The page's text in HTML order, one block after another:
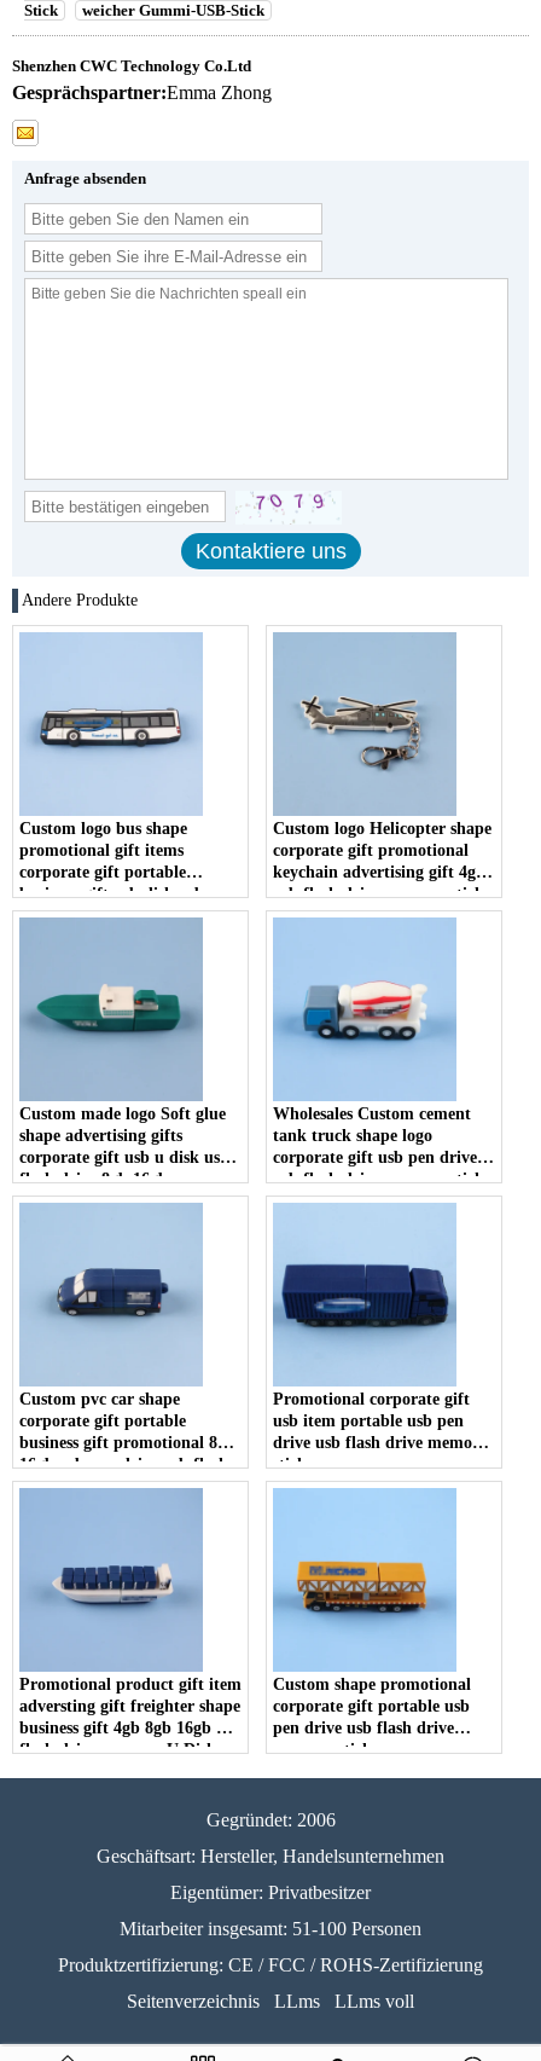
Stick
weicher Gummi-USB-Stick
Shenzhen CWC Technology Co.Ltd
Gesprächspartner:Emma Zhong
Anfrage absenden
Andere Produkte
Custom logo bus shape
promotional gift items
corporate gift portable
business gift usb disk usb
flash drive memory stick
Custom logo Helicopter shape
corporate gift promotional
keychain advertising gift 4gb
usb flash drive memory stick
u disk
Custom made logo Soft glue
shape advertising gifts
corporate gift usb u disk usb
flash drive 8gb 16gb memory
stick
Wholesales Custom cement
tank truck shape logo
corporate gift usb pen drive
usb flash drive memory stick
U disk
Custom pvc car shape
corporate gift portable
business gift promotional 8gb
16gb usb pen drive usb flash
drive memory stick
Promotional corporate gift
usb item portable usb pen
drive usb flash drive memory
stick
Promotional product gift item
adversting gift freighter shape
business gift 4gb 8gb 16gb usb
flash drive memory U Disk
Custom shape promotional
corporate gift portable usb
pen drive usb flash drive
memory stick
Gegründet: 2006
Geschäftsart: Hersteller, Handelsunternehmen
Eigentümer: Privatbesitzer
Mitarbeiter insgesamt: 51-100 Personen
Produktzertifizierung: CE / FCC / ROHS-Zertifizierung
Seitenverzeichnis
LLms LLms voll